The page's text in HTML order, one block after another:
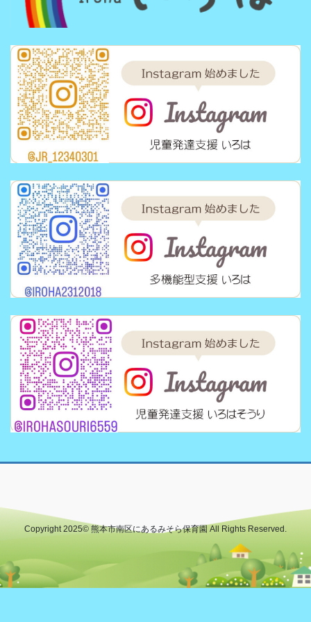
Copyright 2025© 熊本市南区にあるみそら保育園 All Rights Reserved.